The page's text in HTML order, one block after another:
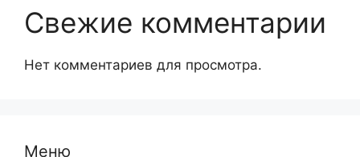
Свежие комментарии
Нет комментариев для просмотра.
Меню